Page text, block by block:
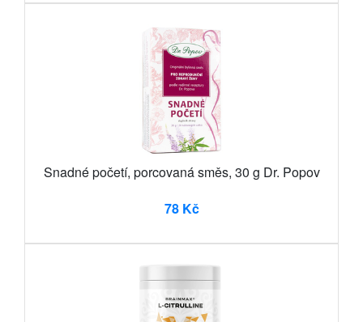
Snadné početí, porcovaná směs, 30 g Dr. Popov
78 Kč